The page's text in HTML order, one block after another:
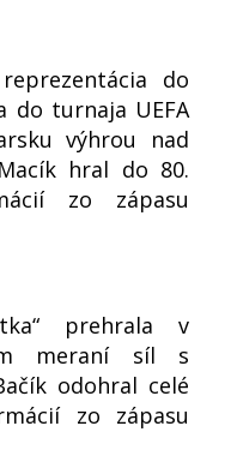
do
do turnaja UEFA
výhrou nad
hral do 80.
zo zápasu
prehrala v
meraní síl s
odohral celé
zo zápasu